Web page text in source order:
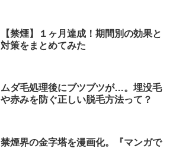
【禁煙】１ヶ月達成！期間別の効果と
対策をまとめてみた
ムダ毛処理後にブツブツが…。埋没毛
や赤みを防ぐ正しい脱毛方法って？
禁煙界の金字塔を漫画化。『マンガで